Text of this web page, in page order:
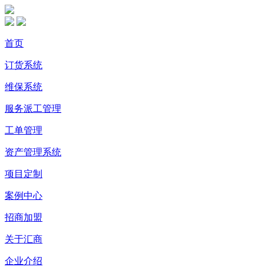
首页
订货系统
维保系统
服务派工管理
工单管理
资产管理系统
项目定制
案例中心
招商加盟
关于汇商
企业介绍